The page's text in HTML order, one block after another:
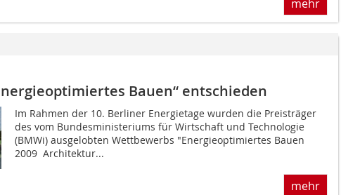
mehr
Bauen“ entschieden
Im Rahmen der 10. Berliner Energietage wurden die Preisträger
des vom Bundesministeriums für Wirtschaft und Technologie
(BMWi) ausgelobten Wettbewerbs "Energieoptimiertes Bauen
2009  Architektur...
mehr